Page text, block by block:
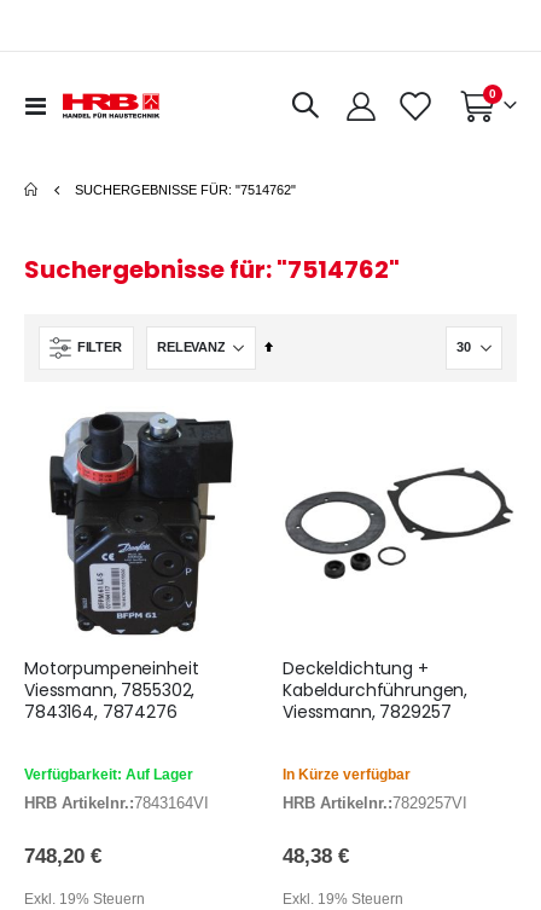
Navigation
Warenkorb
0Artikel
SUCHERGEBNISSE FÜR: "7514762"
Suchergebnisse für: "7514762"
FILTER
In
Motorpumpeneinheit
Viessmann, 7855302,
7843164, 7874276
Verfügbarkeit: Auf Lager
HRB Artikelnr.:7843164VI
748,20 €
Exkl. 19% Steuern
Deckeldichtung +
Kabeldurchführungen,
Viessmann, 7829257
In Kürze verfügbar
HRB Artikelnr.:7829257VI
48,38 €
Exkl. 19% Steuern